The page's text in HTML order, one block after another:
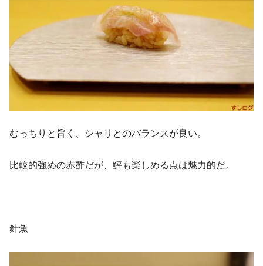
むっちりと旨く、シャリとのバランスが良い。
比較的強めの赤酢だが、鮃も楽しめる点は魅力的だ。
針魚